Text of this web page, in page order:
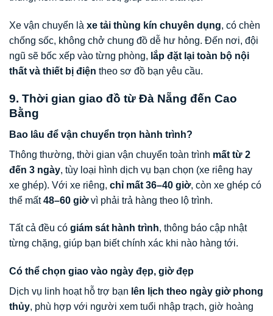
Xe vận chuyển là xe tải thùng kín chuyên dụng, có chèn
chống sốc, không chở chung đồ dễ hư hỏng. Đến nơi, đội
ngũ sẽ bốc xếp vào từng phòng, lắp đặt lại toàn bộ nội
thất và thiết bị điện theo sơ đồ bạn yêu cầu.
9. Thời gian giao đồ từ Đà Nẵng đến Cao
Bằng
Bao lâu để vận chuyển trọn hành trình?
Thông thường, thời gian vận chuyển toàn trình mất từ 2
đến 3 ngày, tùy loại hình dịch vụ bạn chọn (xe riêng hay
xe ghép). Với xe riêng, chỉ mất 36–40 giờ, còn xe ghép có
thể mất48–60 giờvì phải trả hàng theo lộ trình.
Tất cả đều có giám sát hành trình, thông báo cập nhật
từng chặng, giúp bạn biết chính xác khi nào hàng tới.
Có thể chọn giao vào ngày đẹp, giờ đẹp
Dịch vụ linh hoạt hỗ trợ bạn lên lịch theo ngày giờ phong
thủy, phù hợp với người xem tuổi nhập trạch, giờ hoàng